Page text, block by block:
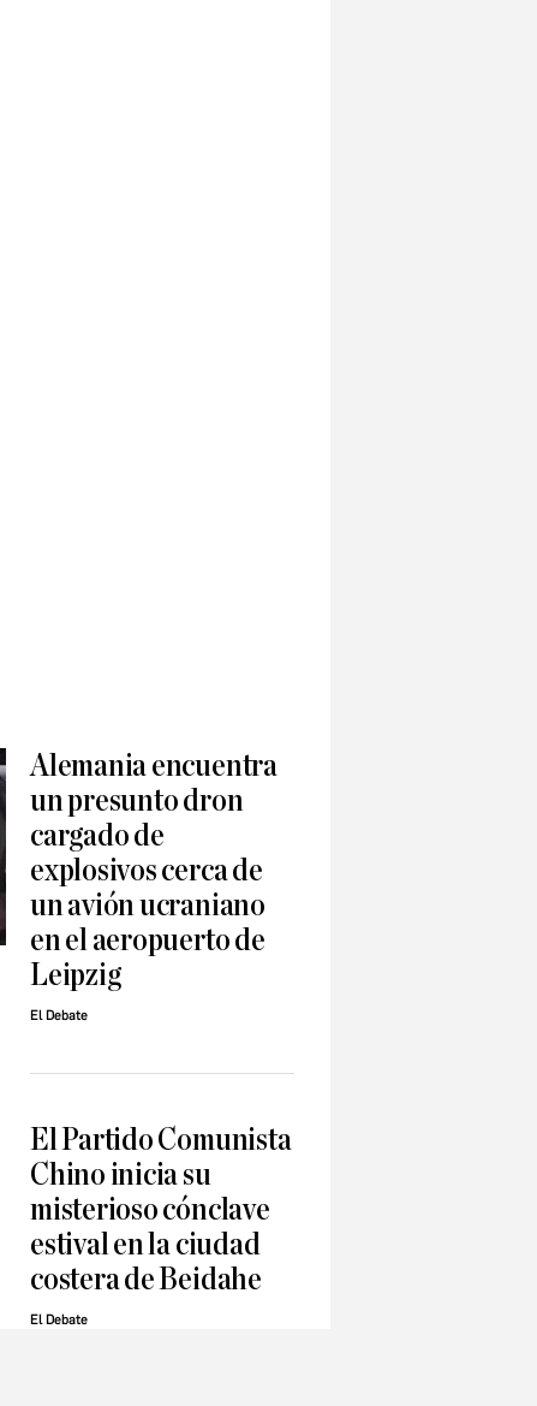
Alemania encuentra
un presunto dron
cargado de
explosivos cerca de
un avión ucraniano
en el aeropuerto de
Leipzig
El Debate
El Partido Comunista
Chino inicia su
misterioso cónclave
estival en la ciudad
costera de Beidahe
El Debate